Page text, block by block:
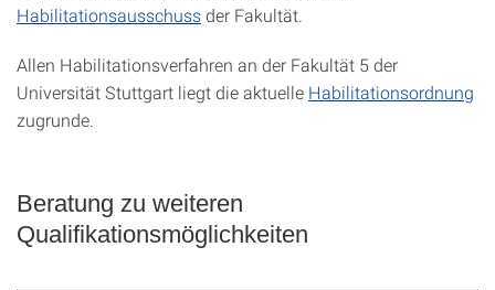
Habilitationsausschussder Fakultät.
Allen Habilitationsverfahren an der Fakultät 5 der
Universität Stuttgart liegt die aktuelle Habilitationsordnung
zugrunde.
Beratung zu weiteren
Qualifikationsmöglichkeiten